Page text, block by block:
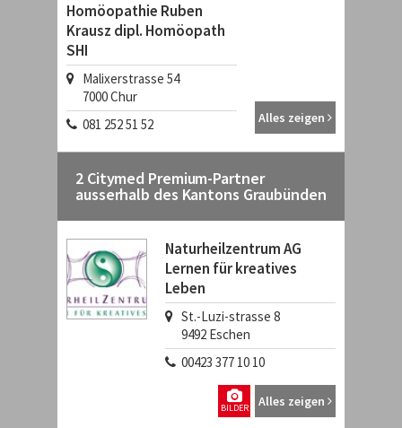
Homöopathie Ruben
Krausz dipl. Homöopath
SHI
Malixerstrasse 54
7000Chur
081 252 51 52
Alles zeigen
2 Citymed Premium-Partner
ausserhalb des Kantons Graubünden
Naturheilzentrum AG
Lernen für kreatives
Leben
St.-Luzi-strasse 8
9492 Eschen
00423 377 10 10
Alles zeigen
BILDER